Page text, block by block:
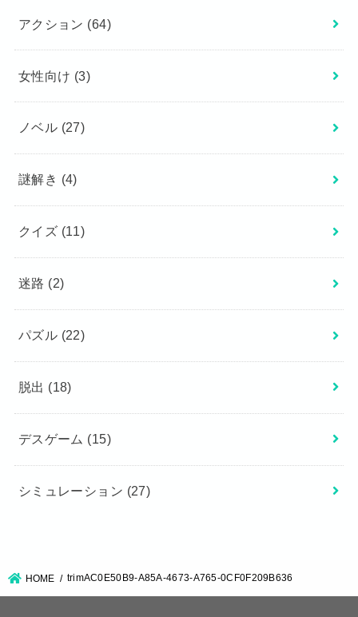
アクション (64)
女性向け (3)
ノベル (27)
謎解き (4)
クイズ (11)
迷路 (2)
パズル (22)
脱出 (18)
デスゲーム (15)
シミュレーション (27)
HOME trimAC0E50B9-A85A-4673-A765-0CF0F209B636